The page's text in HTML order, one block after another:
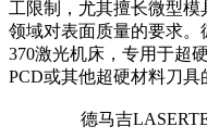
工限制，尤其擅长微型
领域对表面质量的要求。
370激光机床，专用于超
PCD或其他超硬材料刀具
德马吉